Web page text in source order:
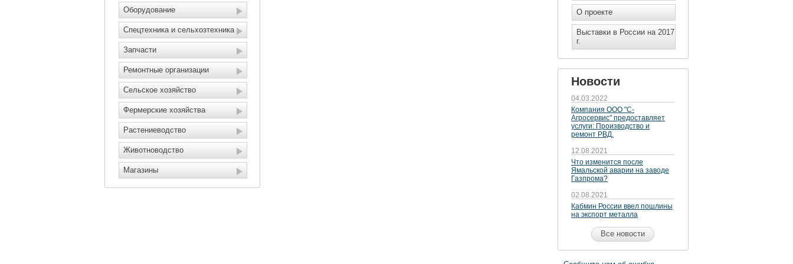
Оборудование
Спецтехника и сельхозтехника
Запчасти
Ремонтные организации
Сельское хозяйство
Фермерские хозяйства
Растениеводство
Животноводство
Магазины
О проекте
Выставки в России на 2017
г.
Новости
04.03.2022
Компания ООО "С-
Агросервис" предоставляет
услуги: Производство и
ремонт РВД.
12.08.2021
Что изменится после
Ямальской аварии на заводе
Газпрома?
02.08.2021
Кабмин России ввел пошлины
на экспорт металла
Все новости